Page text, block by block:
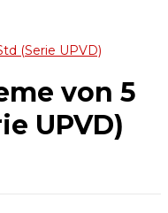
(Serie UPVD)
von 5
UPVD)